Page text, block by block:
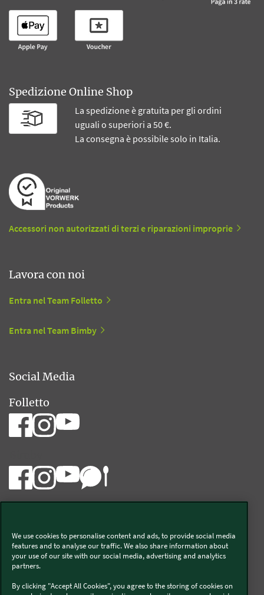
Spedizione Online Shop
La spedizione è gratuita per gli ordini
uguali o superiori a 50 €.
La consegna è possibile solo in Italia.
Accessori non autorizzati di terzi e riparazioni improprie
Lavora con noi
Entra nel Team Folletto
Entra nel Team Bimby
Social Media
Folletto
Vorwerk Italia s.a.s. di Vorwerk Management s.r.l.
C.F. e P.Iva 00793630153
Chi siamo
Informativa Privacy & Cookies
We use cookies to personalise content and ads, to provide social media
features and to analyse our traffic. We also share information about
your use of our site with our social media, advertising and analytics
partners.
By clicking "Accept All Cookies", you agree to the storing of cookies on